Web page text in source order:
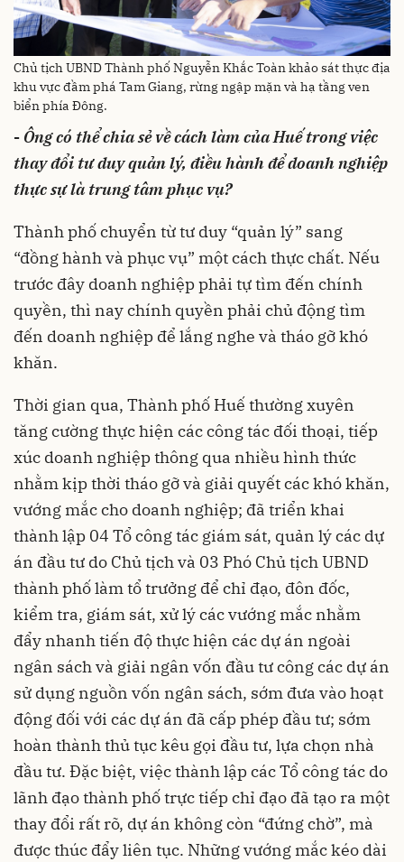
Chủ tịch UBND Thành phố Nguyễn Khắc Toàn khảo sát thực địa
khu vực đầm phá Tam Giang, rừng ngập mặn và hạ tầng ven
biển phía Đông.
- Ôngcó thể chia sẻ về cách làm của Huế trong việc
thay đổi tư duy quản lý, điều hành để doanh nghiệp
thực sự là trung tâm phục vụ?
Thành phố chuyển từ tư duy “quản lý” sang
“đồng hành và phục vụ” một cách thực chất. Nếu
trước đây doanh nghiệp phải tự tìm đến chính
quyền, thì nay chính quyền phải chủ động tìm
đến doanh nghiệp để lắng nghe và tháo gỡ khó
khăn.
Thời gian qua, Thành phố Huế thường xuyên
tăng cường thực hiện các công tác đối thoại, tiếp
xúc doanh nghiệp thông qua nhiều hình thức
nhằm kịp thời tháo gỡ và giải quyết các khó khăn,
vướng mắc cho doanh nghiệp; đã triển khai
thành lập 04 Tổ công tác giám sát, quản lý các dự
án đầu tư do Chủ tịch và 03 Phó Chủ tịch UBND
thành phố làm tổ trưởng để chỉ đạo, đôn đốc,
kiểm tra, giám sát, xử lý các vướng mắc nhằm
đẩy nhanh tiến độ thực hiện các dự án ngoài
ngân sách và giải ngân vốn đầu tư công các dự án
sử dụng nguồn vốn ngân sách, sớm đưa vào hoạt
động đối với các dự án đã cấp phép đầu tư; sớm
hoàn thành thủ tục kêu gọi đầu tư, lựa chọn nhà
đầu tư. Đặc biệt, việc thành lập các Tổ công tác do
lãnh đạo thành phố trực tiếp chỉ đạo đã tạo ra một
thay đổi rất rõ, dự án không còn “đứng chờ”, mà
được thúc đẩy liên tục. Những vướng mắc kéo dài